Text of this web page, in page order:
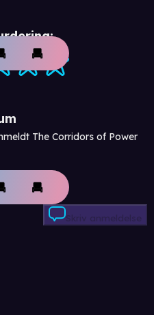
The Corridors of Power
Skriv anmeldelse